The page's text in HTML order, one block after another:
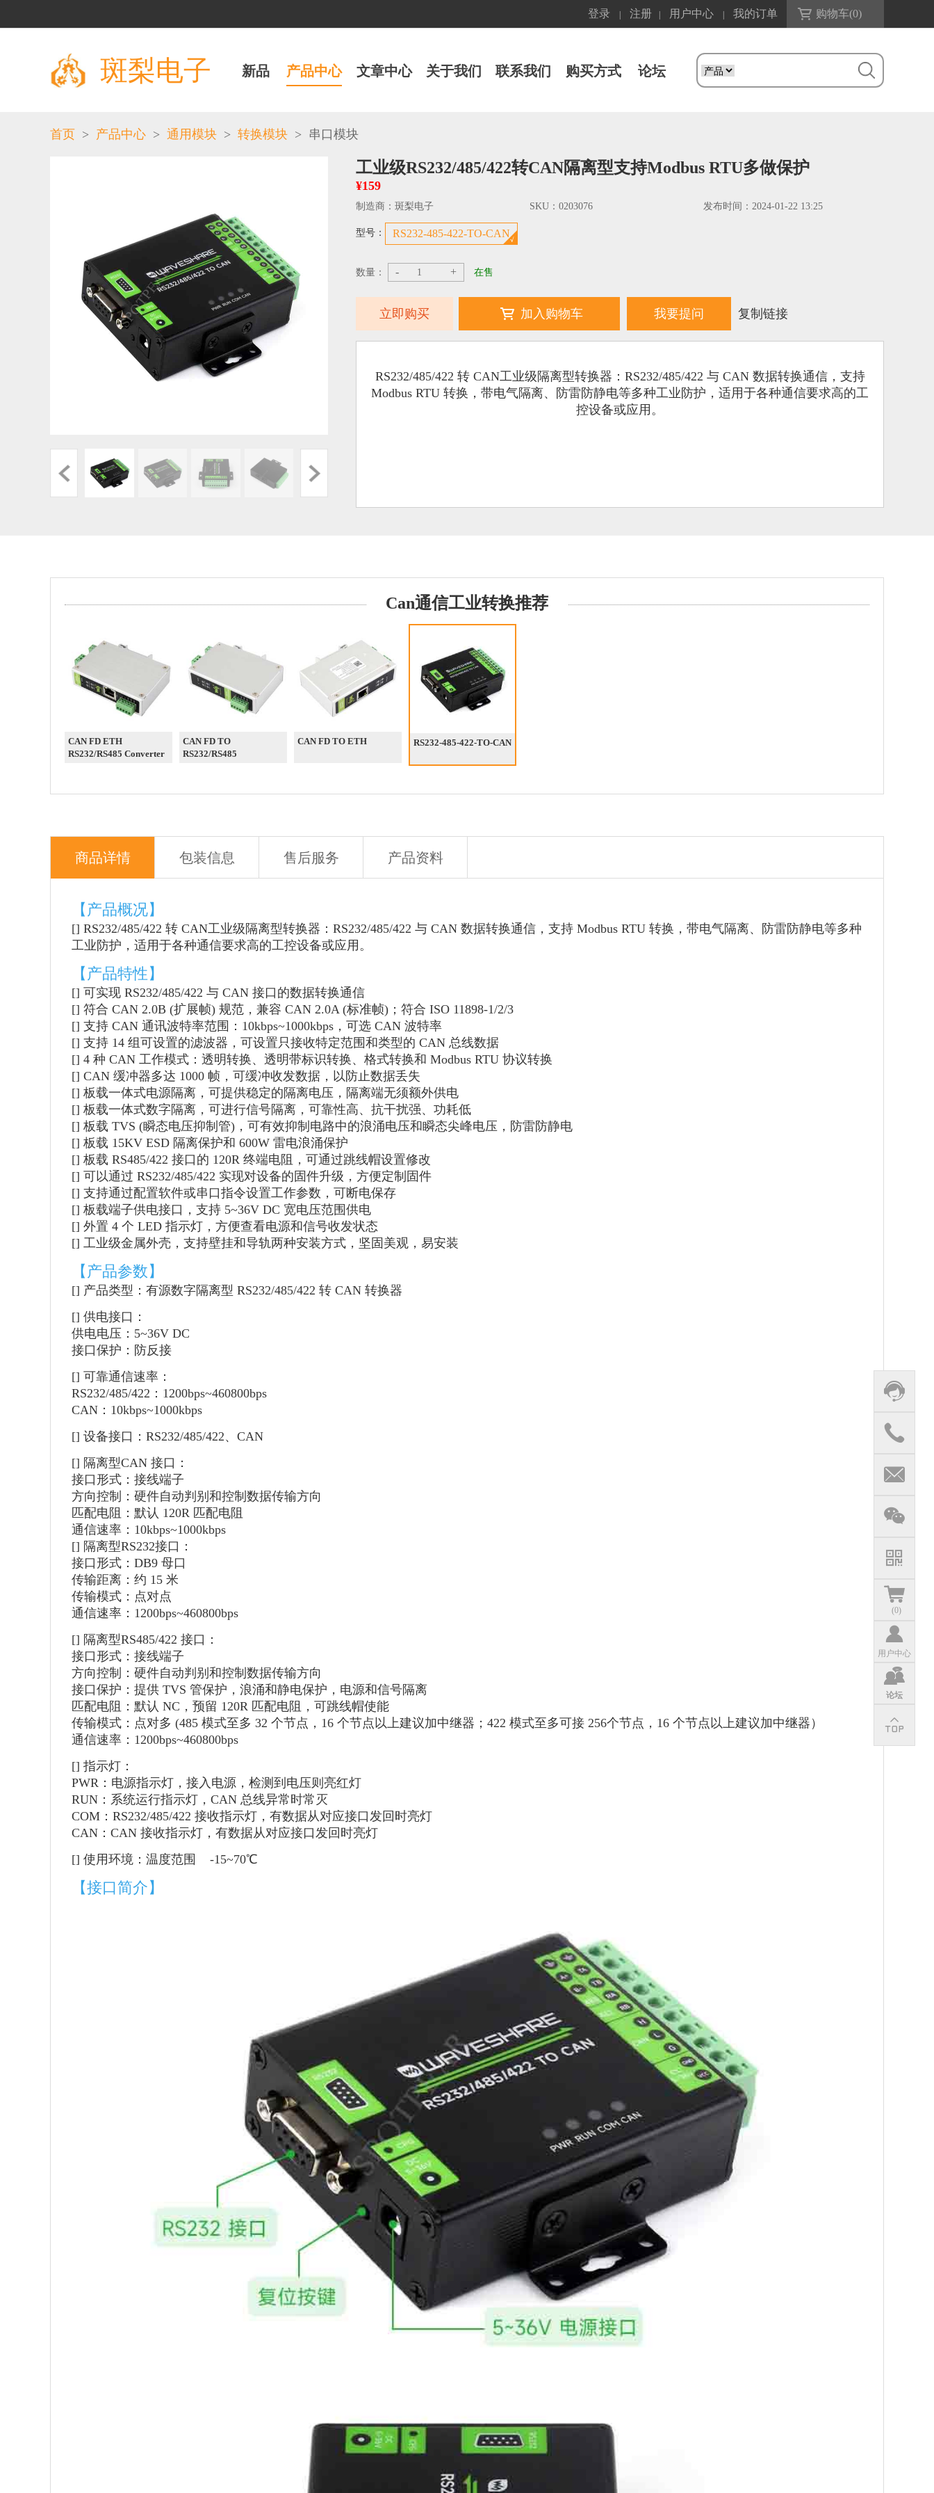
登录 注册 用户中心 我的订单 购物车(0)
斑梨电子 新品 产品中心 文章中心 关于我们 联系我们 购买方式 论坛
(0)
用户中心
论坛
首页 > 产品中心 > 通用模块 > 转换模块 > 串口模块
工业级RS232/485/422转CAN隔离型支持Modbus RTU多做保护
¥159
制造商： 斑梨电子 SKU： 0203076 发布时间： 2024-01-22 13:25
型号： RS232-485-422-TO-CAN
数量： - + 在售
立即购买 加入购物车 我要提问 复制链接
RS232/485/422 转 CAN工业级隔离型转换器：RS232/485/422 与 CAN 数据转换通信，支持
Modbus RTU 转换，带电气隔离、防雷防静电等多种工业防护，适用于各种通信要求高的工
控设备或应用。
Can通信工业转换推荐
CAN FD ETH
RS232/RS485 Converter
CAN FD TO
RS232/RS485
CAN FD TO ETH RS232-485-422-TO-CAN
商品详情 包装信息 售后服务 产品资料
【产品概况】
[] RS232/485/422 转 CAN工业级隔离型转换器：RS232/485/422 与 CAN 数据转换通信，支持 Modbus RTU 转换，带电气隔离、防雷防静电等多种
工业防护，适用于各种通信要求高的工控设备或应用。
【产品特性】
[] 可实现 RS232/485/422 与 CAN 接口的数据转换通信
[] 符合 CAN 2.0B (扩展帧) 规范，兼容 CAN 2.0A (标准帧)；符合 ISO 11898-1/2/3
[] 支持 CAN 通讯波特率范围：10kbps~1000kbps，可选 CAN 波特率
[] 支持 14 组可设置的滤波器，可设置只接收特定范围和类型的 CAN 总线数据
[] 4 种 CAN 工作模式：透明转换、透明带标识转换、格式转换和 Modbus RTU 协议转换
[] CAN 缓冲器多达 1000 帧，可缓冲收发数据，以防止数据丢失
[] 板载一体式电源隔离，可提供稳定的隔离电压，隔离端无须额外供电
[] 板载一体式数字隔离，可进行信号隔离，可靠性高、抗干扰强、功耗低
[] 板载 TVS (瞬态电压抑制管)，可有效抑制电路中的浪涌电压和瞬态尖峰电压，防雷防静电
[] 板载 15KV ESD 隔离保护和 600W 雷电浪涌保护
[] 板载 RS485/422 接口的 120R 终端电阻，可通过跳线帽设置修改
[] 可以通过 RS232/485/422 实现对设备的固件升级，方便定制固件
[] 支持通过配置软件或串口指令设置工作参数，可断电保存
[] 板载端子供电接口，支持 5~36V DC 宽电压范围供电
[] 外置 4 个 LED 指示灯，方便查看电源和信号收发状态
[] 工业级金属外壳，支持壁挂和导轨两种安装方式，坚固美观，易安装
【产品参数】
[] 产品类型：有源数字隔离型 RS232/485/422 转 CAN 转换器
[] 供电接口：
供电电压：5~36V DC
接口保护：防反接
[] 可靠通信速率：
RS232/485/422：1200bps~460800bps
CAN：10kbps~1000kbps
[] 设备接口：RS232/485/422、CAN
[] 隔离型CAN 接口：
接口形式：接线端子
方向控制：硬件自动判别和控制数据传输方向
匹配电阻：默认 120R 匹配电阻
通信速率：10kbps~1000kbps
[] 隔离型RS232接口：
接口形式：DB9 母口
传输距离：约 15 米
传输模式：点对点
通信速率：1200bps~460800bps
[] 隔离型RS485/422 接口：
接口形式：接线端子
方向控制：硬件自动判别和控制数据传输方向
接口保护：提供 TVS 管保护，浪涌和静电保护，电源和信号隔离
匹配电阻：默认 NC，预留 120R 匹配电阻，可跳线帽使能
传输模式：点对多 (485 模式至多 32 个节点，16 个节点以上建议加中继器；422 模式至多可接 256个节点，16 个节点以上建议加中继器）
通信速率：1200bps~460800bps
[] 指示灯：
PWR：电源指示灯，接入电源，检测到电压则亮红灯
RUN：系统运行指示灯，CAN 总线异常时常灭
COM：RS232/485/422 接收指示灯，有数据从对应接口发回时亮灯
CAN：CAN 接收指示灯，有数据从对应接口发回时亮灯
[] 使用环境：温度范围 -15~70℃
【接口简介】